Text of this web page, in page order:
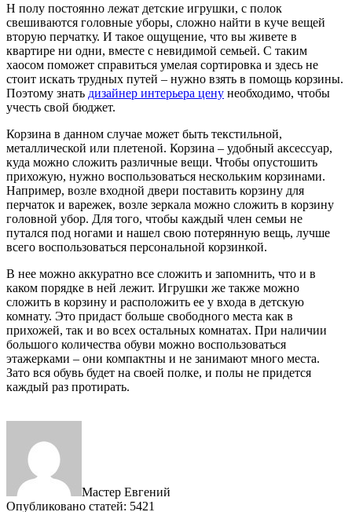
Н полу постоянно лежат детские игрушки, с полок
свешиваются головные уборы, сложно найти в куче вещей
вторую перчатку. И такое ощущение, что вы живете в
квартире ни одни, вместе с невидимой семьей. С таким
хаосом поможет справиться умелая сортировка и здесь не
стоит искать трудных путей – нужно взять в помощь корзины.
Поэтому знать дизайнер интерьера цену необходимо, чтобы
учесть свой бюджет.
Корзина в данном случае может быть текстильной,
металлической или плетеной. Корзина – удобный аксессуар,
куда можно сложить различные вещи. Чтобы опустошить
прихожую, нужно воспользоваться нескольким корзинами.
Например, возле входной двери поставить корзину для
перчаток и варежек, возле зеркала можно сложить в корзину
головной убор. Для того, чтобы каждый член семьи не
путался под ногами и нашел свою потерянную вещь, лучше
всего воспользоваться персональной корзинкой.
В нее можно аккуратно все сложить и запомнить, что и в
каком порядке в ней лежит. Игрушки же также можно
сложить в корзину и расположить ее у входа в детскую
комнату. Это придаст больше свободного места как в
прихожей, так и во всех остальных комнатах. При наличии
большого количества обуви можно воспользоваться
этажерками – они компактны и не занимают много места.
Зато вся обувь будет на своей полке, и полы не придется
каждый раз протирать.
Мастер Евгений
Опубликовано статей: 5421